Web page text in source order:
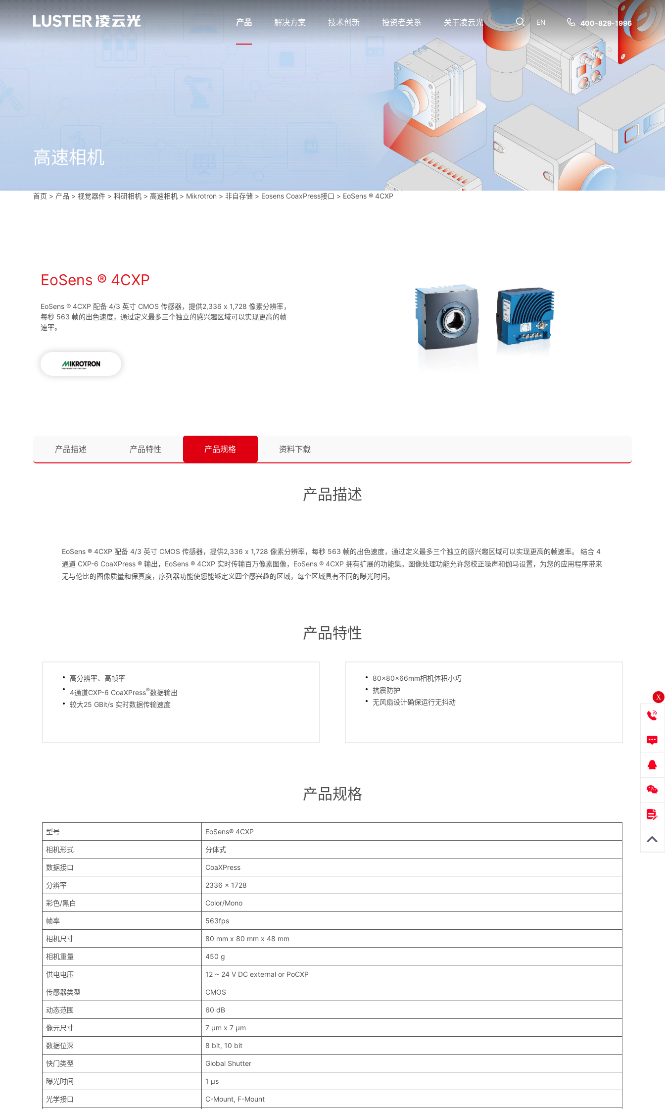
400-829-1996
EN
产品 解决方案 技术创新 投资者关系 关于凌云光
高速相机
首页 > 产品 > 视觉器件 >科研相机 >高速相机 > Mikrotron >非自存储 > Eosens CoaxPress接口 > EoSens ® 4CXP
EoSens ® 4CXP
EoSens ® 4CXP 配备 4/3 英寸 CMOS 传感器，提供2,336 x 1,728 像素分辨率，
每秒 563 帧的出色速度，通过定义最多三个独立的感兴趣区域可以实现更高的帧
速率。
产品描述 产品特性 产品规格 资料下载
产品描述
EoSens ® 4CXP 配备 4/3 英寸 CMOS 传感器，提供2,336 x 1,728 像素分辨率，每秒 563 帧的出色速度，通过定义最多三个独立的感兴趣区域可以实现更高的帧速率。 结合 4
通道 CXP-6 CoaXPress ® 输出，EoSens ® 4CXP 实时传输百万像素图像，EoSens ® 4CXP 拥有扩展的功能集。图像处理功能允许您校正噪声和伽马设置，为您的应用程序带来
无与伦比的图像质量和保真度，序列器功能使您能够定义四个感兴趣的区域，每个区域具有不同的曝光时间。
产品特性
高分辨率、高帧率
4通道CXP-6 CoaXPress®数据输出
较大25 GBit/s 实时数据传输速度
80x80x66mm相机体积小巧
抗震防护
无风扇设计确保运行无抖动
产品规格
型号 EoSens® 4CXP
相机形式 分体式
数据接口 CoaXPress
分辨率 2336 x 1728
彩色/黑白 Color/Mono
帧率 563fps
相机尺寸 80 mm x 80 mm x 48 mm
相机重量 450 g
供电电压 12 ~ 24 V DC external or PoCXP
传感器类型 CMOS
动态范围 60 dB
像元尺寸 7 μm x 7 μm
数据位深 8 bit, 10 bit
快门类型 Global Shutter
曝光时间 1 μs
光学接口 C-Mount, F-Mount
X